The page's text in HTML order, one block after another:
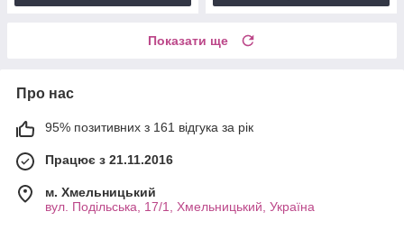
Показати ще
Про нас
95% позитивних з 161 відгука за рік
Працює з 21.11.2016
м. Хмельницький
вул. Подільська, 17/1, Хмельницький, Україна